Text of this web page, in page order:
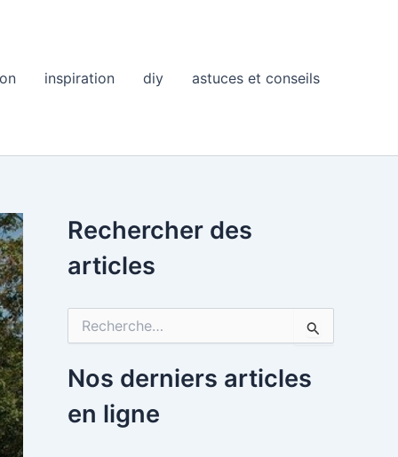
inspiration diy astuces et conseils
Rechercher des
articles
h
e
c
Nos derniers articles
en ligne